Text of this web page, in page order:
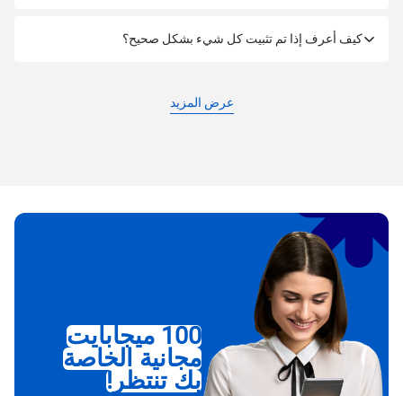
كيف أعرف إذا تم تثبيت كل شيء بشكل صحيح؟
عرض المزيد
100 ميجابايت
مجانية الخاصة
بك تنتظر!